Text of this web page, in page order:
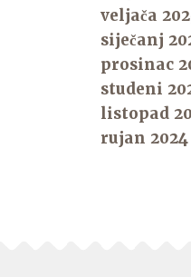
veljača
siječanj
prosinac
studeni
listopad
rujan 2024